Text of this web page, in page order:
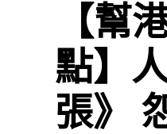
【幫
點】
張》